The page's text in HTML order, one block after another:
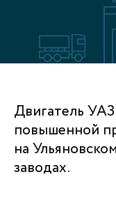
Двигатель
повышенной
на
заводах.